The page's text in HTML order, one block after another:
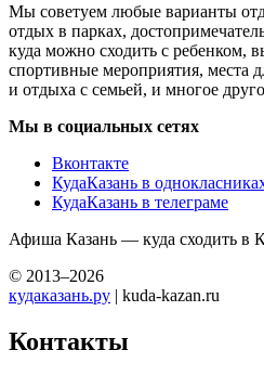
Мы советуем любые варианты
отдых в парках,
куда можно сходить с ребенком,
спортивные мероприятия, места
и отдыха с семьей, и многое
Мы в социальных сетях
Вконтакте
КудаКазань в
КудаКазань в телеграме
Афиша Казань — куда сходить в
© 2013–2026
кудаказань.ру | kuda-kazan.ru
Контакты